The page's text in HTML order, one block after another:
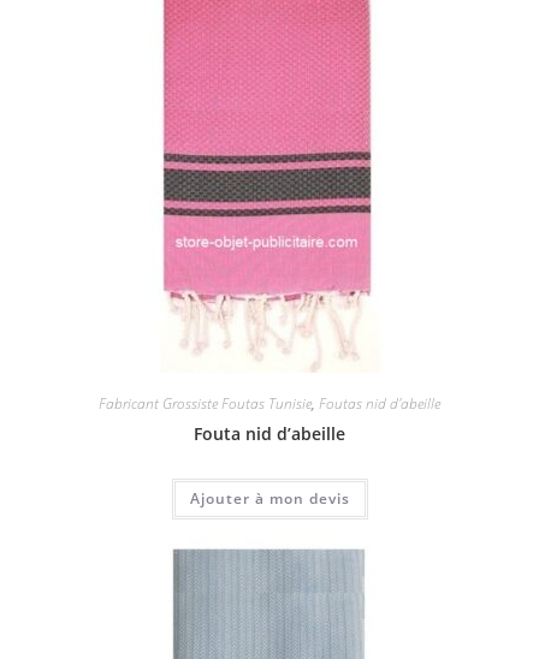
Fabricant Grossiste Foutas Tunisie, Foutas nid d'abeille
Fouta nid d’abeille
Ajouter à mon devis